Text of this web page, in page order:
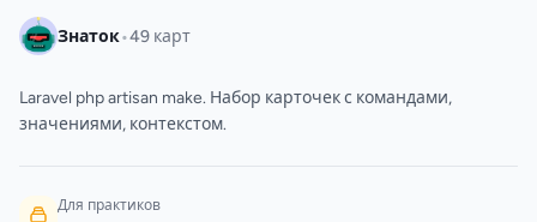
Знаток•49 карт
Laravel php artisan make. Набор карточек с командами,
значениями, контекстом.
Для практиков